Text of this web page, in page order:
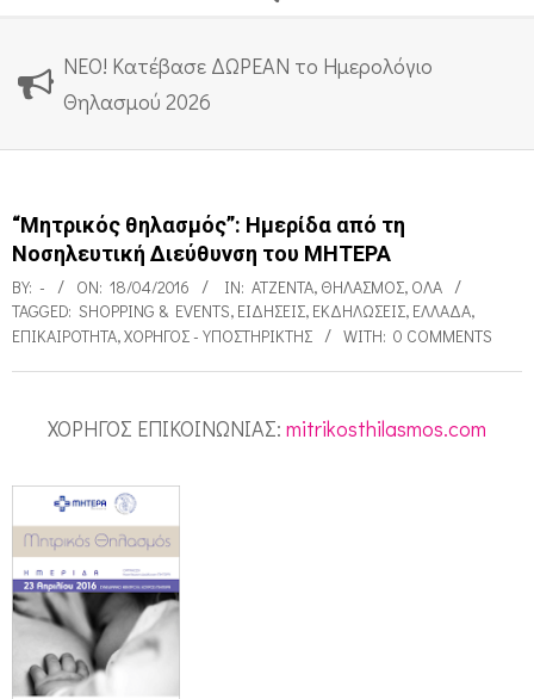
ΝΕΟ! Κατέβασε ΔΩΡΕΑΝ το Ημερολόγιο
Θηλασμού 2026
“Μητρικός θηλασμός”: Ημερίδα από τη
Νοσηλευτική Διεύθυνση του ΜΗΤΕΡΑ
BY: - ON: 18/04/2016 IN: ΑΤΖΈΝΤΑ, ΘΗΛΑΣΜΌΣ, ΌΛΑ
TAGGED: SHOPPING & EVENTS, ΕΙΔΉΣΕΙΣ, ΕΚΔΗΛΏΣΕΙΣ, ΕΛΛΆΔΑ,
ΕΠΙΚΑΙΡΌΤΗΤΑ,ΧΟΡΗΓΌΣ - ΥΠΟΣΤΗΡΙΚΤΉΣ WITH: 0 COMMENTS
Μ
η
τ
ρ
κ
ΧΟΡΗΓΟΣ ΕΠΙΚΟΙΝΩΝΙΑΣ: mitrikosthilasmos.com